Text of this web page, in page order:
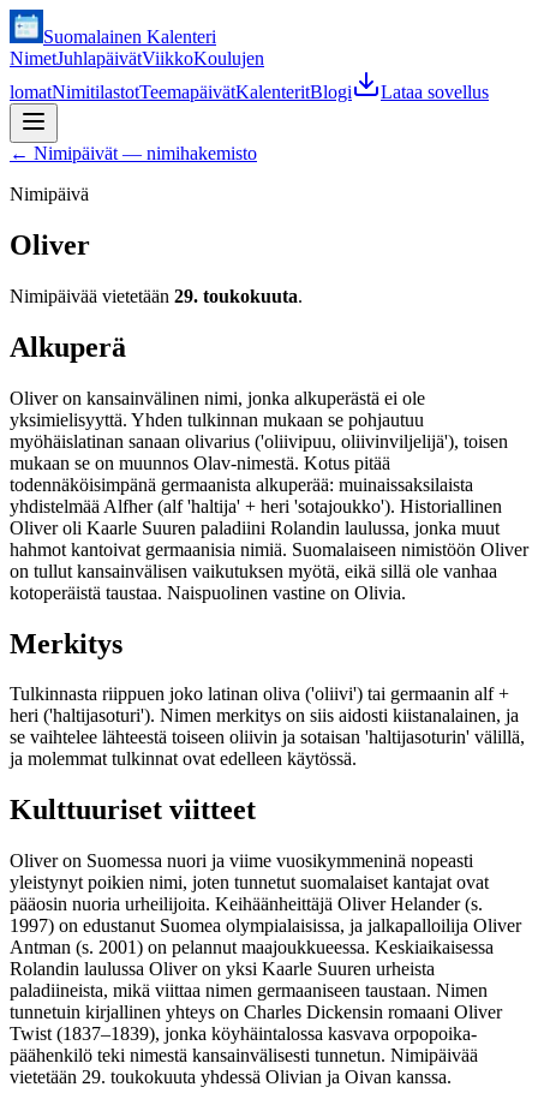
Suomalainen Kalenteri
NimetJuhlapäivätViikkoKoulujen
lomatNimitilastotTeemapäivätKalenteritBlogi Lataa sovellus
← Nimipäivät — nimihakemisto
Nimipäivä
Oliver
Nimipäivää vietetään 29. toukokuuta.
Alkuperä
Oliver on kansainvälinen nimi, jonka alkuperästä ei ole
yksimielisyyttä. Yhden tulkinnan mukaan se pohjautuu
myöhäislatinan sanaan olivarius ('oliivipuu, oliivinviljelijä'), toisen
mukaan se on muunnos Olav-nimestä. Kotus pitää
todennäköisimpänä germaanista alkuperää: muinaissaksilaista
yhdistelmää Alfher (alf 'haltija' + heri 'sotajoukko'). Historiallinen
Oliver oli Kaarle Suuren paladiini Rolandin laulussa, jonka muut
hahmot kantoivat germaanisia nimiä. Suomalaiseen nimistöön Oliver
on tullut kansainvälisen vaikutuksen myötä, eikä sillä ole vanhaa
kotoperäistä taustaa. Naispuolinen vastine on Olivia.
Merkitys
Tulkinnasta riippuen joko latinan oliva ('oliivi') tai germaanin alf +
heri ('haltijasoturi'). Nimen merkitys on siis aidosti kiistanalainen, ja
se vaihtelee lähteestä toiseen oliivin ja sotaisan 'haltijasoturin' välillä,
ja molemmat tulkinnat ovat edelleen käytössä.
Kulttuuriset viitteet
Oliver on Suomessa nuori ja viime vuosikymmeninä nopeasti
yleistynyt poikien nimi, joten tunnetut suomalaiset kantajat ovat
pääosin nuoria urheilijoita. Keihäänheittäjä Oliver Helander (s.
1997) on edustanut Suomea olympialaisissa, ja jalkapalloilija Oliver
Antman (s. 2001) on pelannut maajoukkueessa. Keskiaikaisessa
Rolandin laulussa Oliver on yksi Kaarle Suuren urheista
paladiineista, mikä viittaa nimen germaaniseen taustaan. Nimen
tunnetuin kirjallinen yhteys on Charles Dickensin romaani Oliver
Twist (1837–1839), jonka köyhäintalossa kasvava orpopoika-
päähenkilö teki nimestä kansainvälisesti tunnetun. Nimipäivää
vietetään 29. toukokuuta yhdessä Olivian ja Oivan kanssa.